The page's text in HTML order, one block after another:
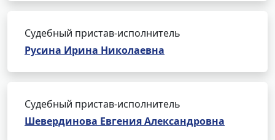
Судебный пристав-исполнитель
Русина Ирина Николаевна
Судебный пристав-исполнитель
Шевердинова Евгения Александровна